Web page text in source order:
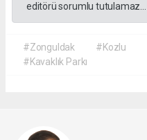
editörü sorumlu tutulamaz...
#Zonguldak #Kozlu
#Kavaklık Parkı